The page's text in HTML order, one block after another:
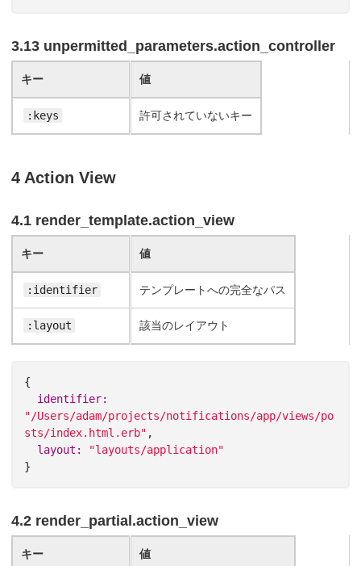
3.13 unpermitted_parameters.action_controller
値
許可されていないキー
キー
:keys
4 Action View
4.1 render_template.action_view
値
テンプレートへの完全なパス
該当のレイアウト
キー
:identifier
:layout
{
"/Users/adam/projects/notifications/app/views/po
sts/index.html.erb" ,
layout:
"layouts/application"
}
4.2 render_partial.action_view
値
キー